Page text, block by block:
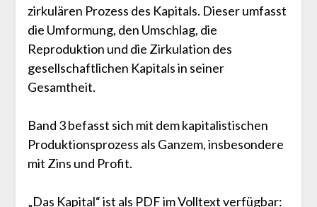
zirkulären Prozess des Kapitals. Dieser umfasst
die Umformung, den Umschlag, die
Reproduktion und die Zirkulation des
gesellschaftlichen Kapitals in seiner
Gesamtheit.
Band 3 befasst sich mit dem kapitalistischen
Produktionsprozess als Ganzem, insbesondere
mit Zins und Profit.
„Das Kapital“ ist als PDF im Volltext verfügbar: